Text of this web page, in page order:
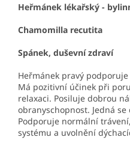
Heřmánek lékařský -
Chamomilla recutita
Spánek, duševní zdraví​
Heřmánek pravý
Má pozitivní účinek při
relaxaci. Posiluje dobrou
obranyschopnost. Jedná
Podporuje normální
systému a uvolnění